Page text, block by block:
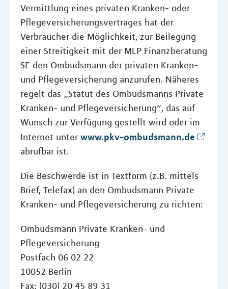
Vermittlung eines privaten Kranken- oder
Pflegeversicherungsvertrages hat der
Verbraucher die Möglichkeit, zur Beilegung
einer Streitigkeit mit der MLP Finanzberatung
SE den Ombudsmann der privaten Kranken-
und Pflegeversicherung anzurufen. Näheres
regelt das „Statut des Ombudsmanns Private
Kranken- und Pflegeversicherung“, das auf
Wunsch zur Verfügung gestellt wird oder im
Internet unter www.pkv-ombudsmann.de
abrufbar ist.
Die Beschwerde ist in Textform (z.B. mittels
Brief, Telefax) an den Ombudsmann Private
Kranken- und Pflegeversicherung zu richten:
Ombudsmann Private Kranken- und
Pflegeversicherung
Postfach 06 02 22
10052 Berlin
Fax: (030) 20 45 89 31